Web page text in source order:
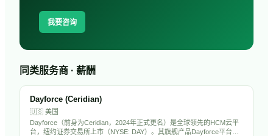
我要咨询
同类服务商 · 薪酬
Dayforce (Ceridian)
🇺🇸 美国
Dayforce（前身为Ceridian，2024年正式更名）是全球领先的HCM云平
台，纽约证券交易所上市（NYSE: DAY）。其旗舰产品Dayforce平台整